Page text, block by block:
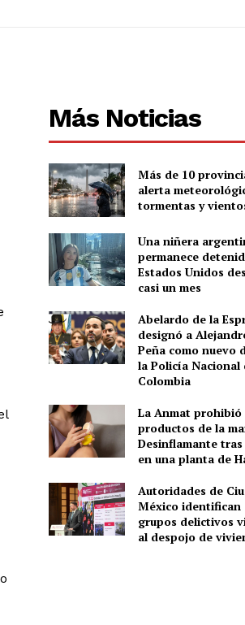
Más Noticias
Más de 10
alerta
tormentas y
Una niñera
permanece
Estados Unidos
casi un mes
Abelardo de la
designó a
Peña como nuevo
la Policía Nacional
Colombia
La Anmat prohibió
productos de la
Desinflamante
en una planta de
Autoridades de
México identifican
grupos delictivos
al despojo de